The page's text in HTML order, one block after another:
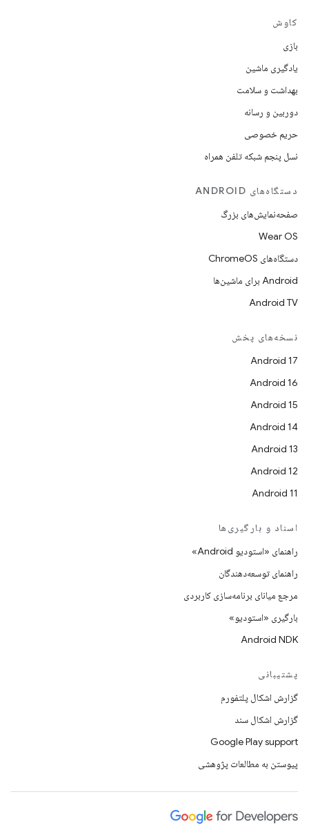
کاوش
بازی
یادگیری ماشین
بهداشت و سلامت
دوربین و رسانه
حریم خصوصی
نسل پنجم شبکه تلفن همراه
دستگاه‌های ANDROID
صفحه‌نمایش‌های بزرگ
Wear OS
دستگاه‌های ChromeOS
Android برای ماشین‌ها
Android TV
نسخه‌های پخش
Android 17
Android 16
Android 15
Android 14
Android 13
Android 12
Android 11
اسناد و بارگیری‌ها
راهنمای «استودیو Android»
راهنمای توسعه‌دهندگان
مرجع میانای برنامه‌سازی کاربردی
بارگیری «استودیو»
Android NDK
پشتیبانی
گزارش اشکال پلتفورم
گزارش اشکال سند
Google Play support
پیوستن به مطالعات پژوهشی